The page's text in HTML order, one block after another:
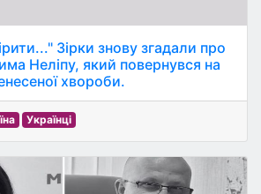
Зірки знову згадали про
Неліпу, який повернувся на
хвороби.
Українці